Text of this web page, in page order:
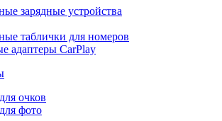
зарядные устройства
таблички для номеров
адаптеры CarPlay
очков
фото